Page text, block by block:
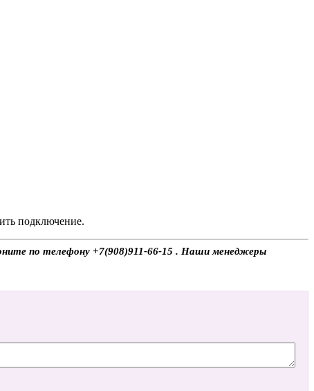
подключение.
по телефону +7(908)911-66-15 . Наши менеджеры